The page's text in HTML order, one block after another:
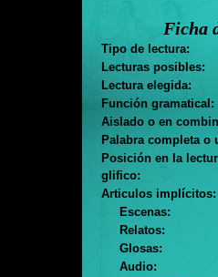
Ficha
Tipo de lectura:
Lecturas posibles:
Lectura elegida:
Función gramatical:
Aislado o en
Palabra completa o
Posición en la
glifico:
Articulos implícitos:
Escenas:
Relatos:
Glosas:
Audio: